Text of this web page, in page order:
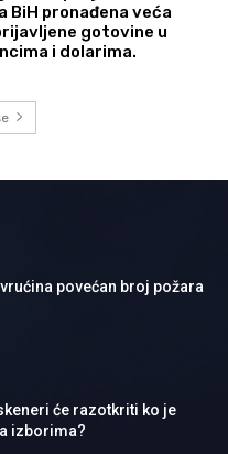
BiH pronađena veća
gotovine u
i dolarima.
povećan broj požara
će razotkriti ko je
izborima?